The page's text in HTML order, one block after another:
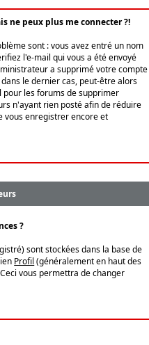
ne peux plus me connecter ?!
sont : vous avez entré un nom
l'e-mail qui vous a été envoyé
a supprimé votre compte
le dernier cas, peut-être alors
pour les forums de supprimer
n'ayant rien posté afin de réduire
vous enregistrer encore et
?
sont stockées dans la base de
Profil (généralement en haut des
vous permettra de changer